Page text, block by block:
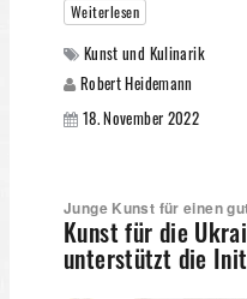
Weiterlesen
Kunst und Kulinarik
Robert Heidemann
18. November 2022
Junge Kunst für einen
Kunst für die
unterstützt die